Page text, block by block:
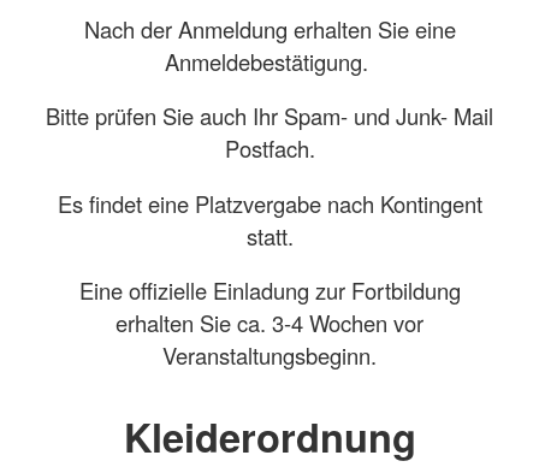
Nach der Anmeldung erhalten Sie eine
Anmeldebestätigung.
Bitte prüfen Sie auch Ihr Spam- und Junk- Mail
Postfach.
Es findet eine Platzvergabe nach Kontingent
statt.
Eine offizielle Einladung zur Fortbildung
erhalten Sie ca. 3-4 Wochen vor
Veranstaltungsbeginn.
Kleiderordnung